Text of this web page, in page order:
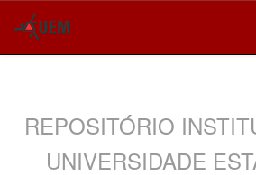
REPOSITÓRIO
UNIVERSIDADE